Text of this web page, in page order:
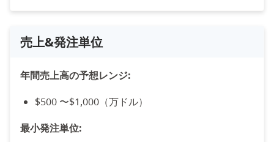
売上&発注単位
年間売上高の予想レンジ:
$500 〜$1,000（万ドル）
最小発注単位: